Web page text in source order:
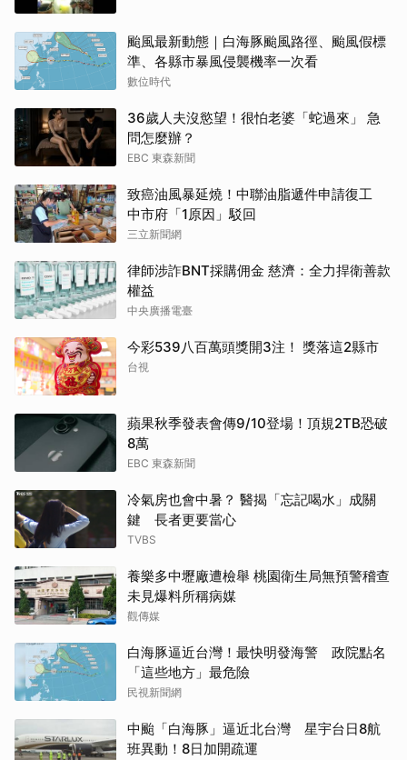
颱風最新動態｜白海豚颱風路徑、颱風假標
準、各縣市暴風侵襲機率一次看
數位時代
36歲人夫沒慾望！很怕老婆「蛇過來」 急
問怎麼辦？
EBC 東森新聞
致癌油風暴延燒！中聯油脂遞件申請復工
中市府「1原因」駁回
三立新聞網
律師涉詐BNT採購佣金 慈濟：全力捍衛善款
權益
中央廣播電臺
今彩539八百萬頭獎開3注！ 獎落這2縣市
台視
蘋果秋季發表會傳9/10登場！頂規2TB恐破
8萬
EBC 東森新聞
冷氣房也會中暑？ 醫揭「忘記喝水」成關
鍵 長者更要當心
TVBS
養樂多中壢廠遭檢舉 桃園衛生局無預警稽查
未見爆料所稱病媒
觀傳媒
白海豚逼近台灣！最快明發海警 政院點名
「這些地方」最危險
民視新聞網
中颱「白海豚」逼近北台灣 星宇台日8航
班異動！8日加開疏運